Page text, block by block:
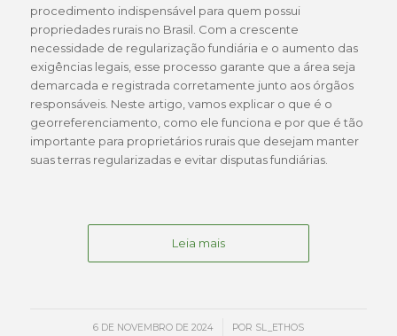
procedimento indispensável para quem possui
propriedades rurais no Brasil. Com a crescente
necessidade de regularização fundiária e o aumento das
exigências legais, esse processo garante que a área seja
demarcada e registrada corretamente junto aos órgãos
responsáveis. Neste artigo, vamos explicar o que é o
georreferenciamento, como ele funciona e por que é tão
importante para proprietários rurais que desejam manter
suas terras regularizadas e evitar disputas fundiárias.
Leia mais
6 DE NOVEMBRO DE 2024
/ POR SL_ETHOS